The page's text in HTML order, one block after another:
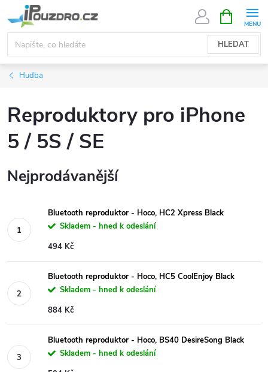
na
obsah
HLEDAT
NÁKUPNÍ
KOŠÍK
Hudba
Reproduktory pro iPhone
5 / 5S / SE
Nejprodávanější
Bluetooth reproduktor - Hoco, HC2 Xpress Black
Skladem - hned k odeslání
494 Kč
Bluetooth reproduktor - Hoco, HC5 CoolEnjoy Black
Skladem - hned k odeslání
884 Kč
Bluetooth reproduktor - Hoco, BS40 DesireSong Black
Skladem - hned k odeslání